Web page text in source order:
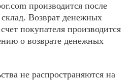
производится после
Возврат денежных
покупателя производится
о возврате денежных
не распространяются на